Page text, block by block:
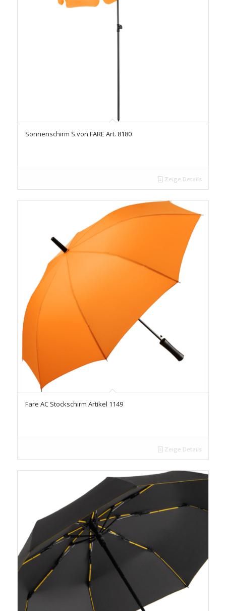
Sonnenschirm S von FARE Art. 8180
Zeige Details
Fare AC Stockschirm Artikel 1149
Zeige Details